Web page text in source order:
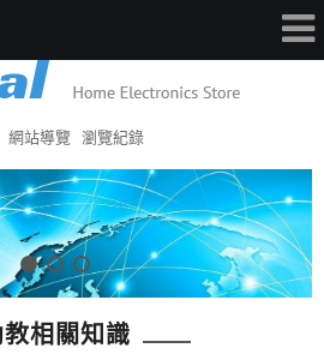
網站導覽 瀏覽紀錄
教相關知識